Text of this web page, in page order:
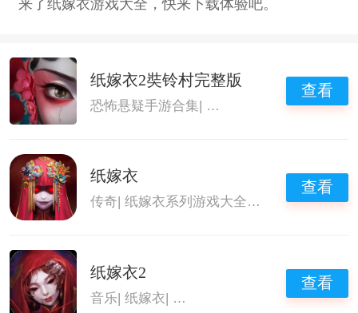
来了纸嫁衣游戏大全，快来下载体验吧。
纸嫁衣2奘铃村完整版
恐怖悬疑手游合集| 纸嫁衣系列游戏大全|纸
查看
纸嫁衣
传奇 |纸嫁衣系列游戏大全|纸嫁衣游戏大全
查看
纸嫁衣2
音乐|纸嫁衣| 纸嫁衣系列游戏大全|纸嫁衣
查看